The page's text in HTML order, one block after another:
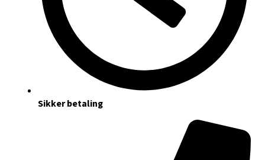
Sikker betaling